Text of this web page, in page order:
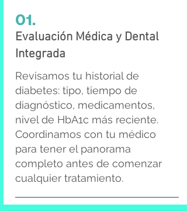
01.
Evaluación Médica y Dental
Integrada
Revisamos tu historial de
diabetes: tipo, tiempo de
diagnóstico, medicamentos,
nivel de HbA1c más reciente.
Coordinamos con tu médico
para tener el panorama
completo antes de comenzar
cualquier tratamiento.